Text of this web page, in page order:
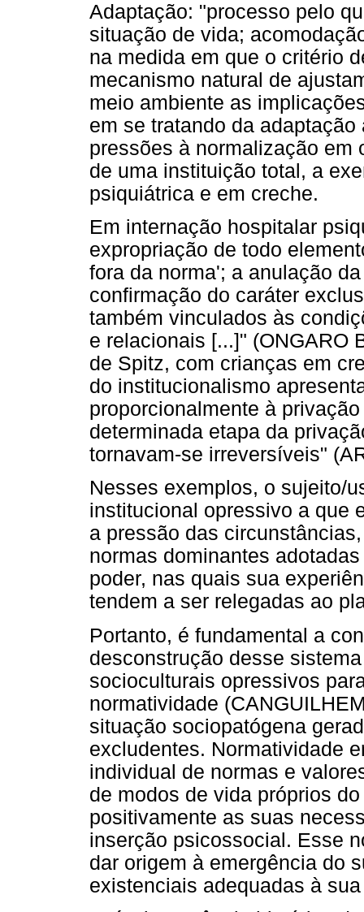
Adaptação: "processo pelo
situação de vida;
na medida em que o critério
mecanismo natural de
meio ambiente as
em se tratando da
pressões à normalização em
de uma instituição total, a
psiquiátrica e em creche.
Em internação hospitalar
expropriação de todo
fora da norma'; a anulação
confirmação do caráter
também vinculados às
e relacionais [...]" (ONGARO
de Spitz, com crianças em
do institucionalismo
proporcionalmente à
determinada etapa da
tornavam-se irreversíveis"
Nesses exemplos, o sujeito/
institucional opressivo a que
a pressão das
normas dominantes
poder, nas quais sua
tendem a ser relegadas ao
Portanto, é fundamental a
desconstrução desse
socioculturais opressivos
normatividade
situação sociopatógena
excludentes. Normatividade
individual de normas e
de modos de vida próprios
positivamente as suas
inserção psicossocial. Esse
dar origem à emergência do
existenciais adequadas à